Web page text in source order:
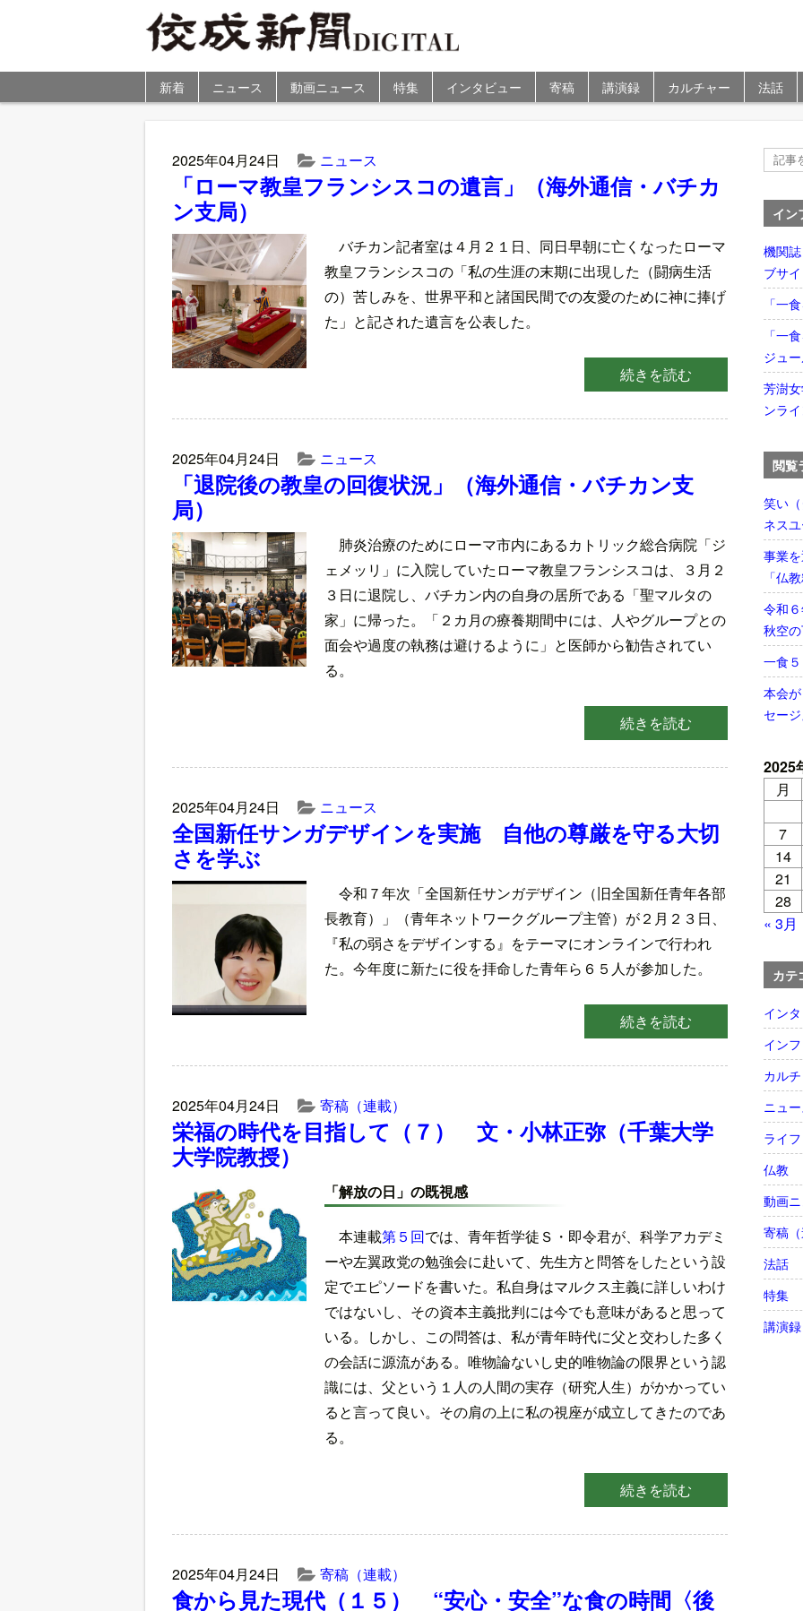
新着 ニュース 動画ニュース 特集 インタビュー 寄稿 講演録 カルチャー 法話
2025年04月24日 ニュース
「ローマ教皇フランシスコの遺言」（海外通信・バチカ
ン支局）
バチカン記者室は４月２１日、同日早朝に亡くなったローマ
教皇フランシスコの「私の生涯の末期に出現した（闘病生活
の）苦しみを、世界平和と諸国民間での友愛のために神に捧げ
た」と記された遺言を公表した。
続きを読む
2025年04月24日 ニュース
「退院後の教皇の回復状況」（海外通信・バチカン支
局）
肺炎治療のためにローマ市内にあるカトリック総合病院「ジ
ェメッリ」に入院していたローマ教皇フランシスコは、３月２
３日に退院し、バチカン内の自身の居所である「聖マルタの
家」に帰った。「２カ月の療養期間中には、人やグループとの
面会や過度の執務は避けるように」と医師から勧告されてい
る。
続きを読む
2025年04月24日 ニュース
全国新任サンガデザインを実施 自他の尊厳を守る大切
さを学ぶ
令和７年次「全国新任サンガデザイン（旧全国新任青年各部
長教育）」（青年ネットワークグループ主管）が２月２３日、
『私の弱さをデザインする』をテーマにオンラインで行われ
た。今年度に新たに役を拝命した青年ら６５人が参加した。
続きを読む
2025年04月24日 寄稿（連載）
栄福の時代を目指して（７） 文・小林正弥（千葉大学
大学院教授）
「解放の日」の既視感
本連載第５回では、青年哲学徒Ｓ・即令君が、科学アカデミ
ーや左翼政党の勉強会に赴いて、先生方と問答をしたという設
定でエピソードを書いた。私自身はマルクス主義に詳しいわけ
ではないし、その資本主義批判には今でも意味があると思って
いる。しかし、この問答は、私が青年時代に父と交わした多く
の会話に源流がある。唯物論ないし史的唯物論の限界という認
識には、父という１人の人間の実存（研究人生）がかかってい
ると言って良い。その肩の上に私の視座が成立してきたのであ
る。
続きを読む
2025年04月24日 寄稿（連載）
食から見た現代（１５） “安心・安全”な食の時間〈後
イン
機関
ブサ
「一
「一
ジュ
芳澍
ンラ
閲覧
笑い
ネス
事業
「仏
令和
秋空
一食
本会
セー
2025
月
7
14
21
28
« 3月
カテ
イン
イン
カル
ニュ
ライフ
仏教
動画
寄稿
法話
特集
講演録